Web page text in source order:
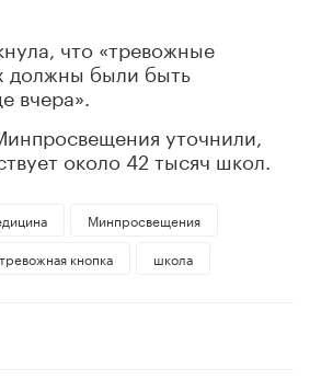
что «тревожные
должны были быть
вчера».
уточнили,
около 42 тысяч школ.
Минпросвещения
тревожная кнопка школа